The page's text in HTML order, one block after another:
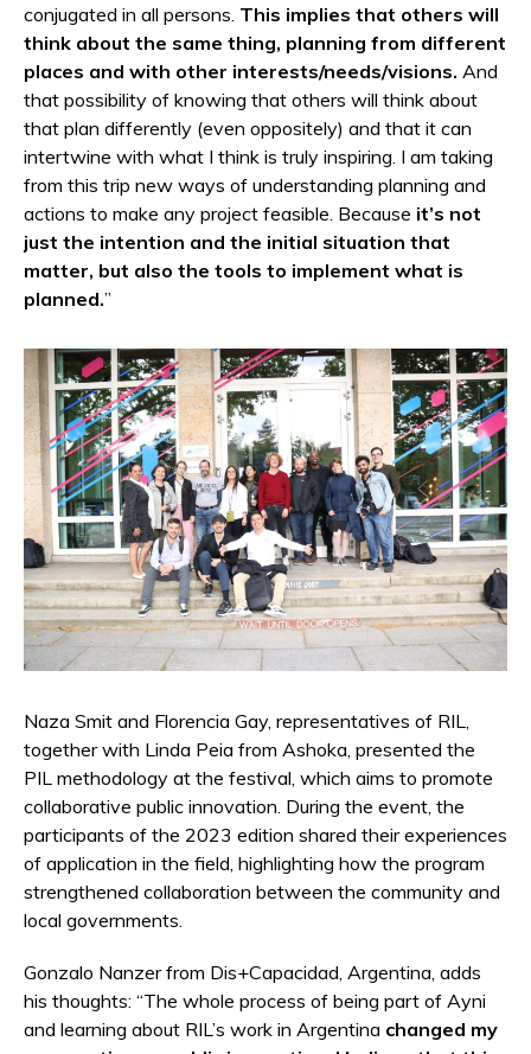
conjugated in all persons. This implies that others will
think about the same thing, planning from different
places and with other interests/needs/visions. And
that possibility of knowing that others will think about
that plan differently (even oppositely) and that it can
intertwine with what I think is truly inspiring. I am taking
from this trip new ways of understanding planning and
actions to make any project feasible. Because it’s not
just the intention and the initial situation that
matter, but also the tools to implement what is
planned.”
Naza Smit and Florencia Gay, representatives of RIL,
together with Linda Peia from Ashoka, presented the
PIL methodology at the festival, which aims to promote
collaborative public innovation. During the event, the
participants of the 2023 edition shared their experiences
of application in the field, highlighting how the program
strengthened collaboration between the community and
local governments.
Gonzalo Nanzer from Dis+Capacidad, Argentina, adds
his thoughts: “The whole process of being part of Ayni
and learning about RIL’s work in Argentina changed my